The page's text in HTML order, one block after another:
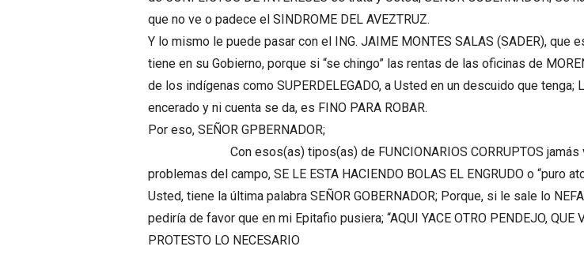
que no ve o padece el SINDROME DEL AVEZTRUZ.
Y lo mismo le puede pasar con el ING. JAIME MONTES SALAS (SADER), que
tiene en su Gobierno, porque si “se chingo” las rentas de las oficinas de
de los indígenas como SUPERDELEGADO, a Usted en un descuido que tenga;
encerado y ni cuenta se da, es FINO PARA ROBAR.
Por eso, SEÑOR GPBERNADOR;
Con esos(as) tipos(as) de FUNCIONARIOS CORRUPTOS jamás
problemas del campo, SE LE ESTA HACIENDO BOLAS EL ENGRUDO o “puro
Usted, tiene la última palabra SEÑOR GOBERNADOR; Porque, si le sale lo
pediría de favor que en mi Epitafio pusiera; “AQUI YACE OTRO PENDEJO, QUE
PROTESTO LO NECESARIO